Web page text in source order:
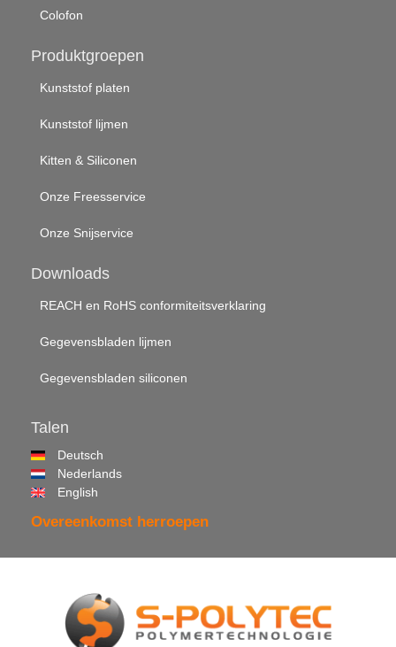
Colofon
Produktgroepen
Kunststof platen
Kunststof lijmen
Kitten & Siliconen
Onze Freesservice
Onze Snijservice
Downloads
REACH en RoHS conformiteitsverklaring
Gegevensbladen lijmen
Gegevensbladen siliconen
Talen
Deutsch
Nederlands
English
Overeenkomst herroepen